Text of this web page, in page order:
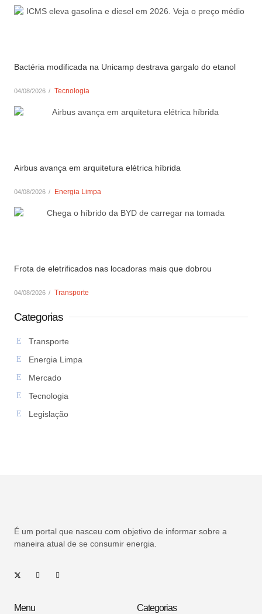
Bactéria modificada na Unicamp destrava gargalo do etanol
04/08/2026 / Tecnologia
Airbus avança em arquitetura elétrica híbrida
04/08/2026 / Energia Limpa
Frota de eletrificados nas locadoras mais que dobrou
04/08/2026 / Transporte
Categorias
Transporte
Energia Limpa
Mercado
Tecnologia
Legislação
É um portal que nasceu com objetivo de informar sobre a
maneira atual de se consumir energia.
Menu Categorias